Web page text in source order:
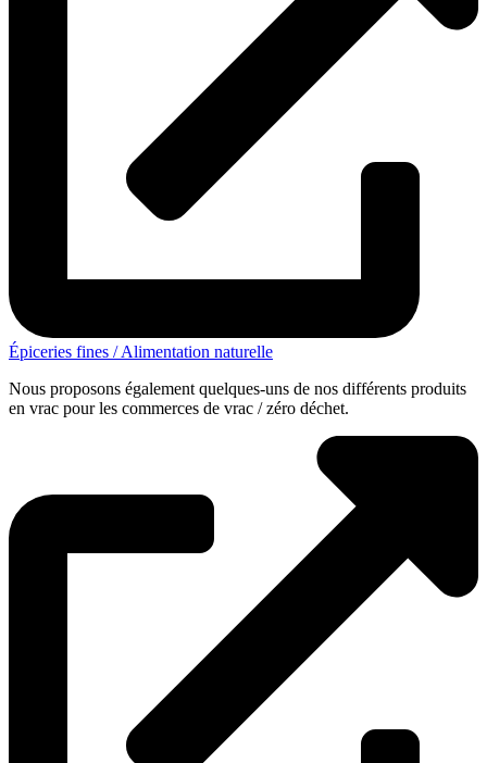
Épiceries fines / Alimentation naturelle
Nous proposons également quelques-uns de nos différents produits
en vrac pour les commerces de vrac / zéro déchet.